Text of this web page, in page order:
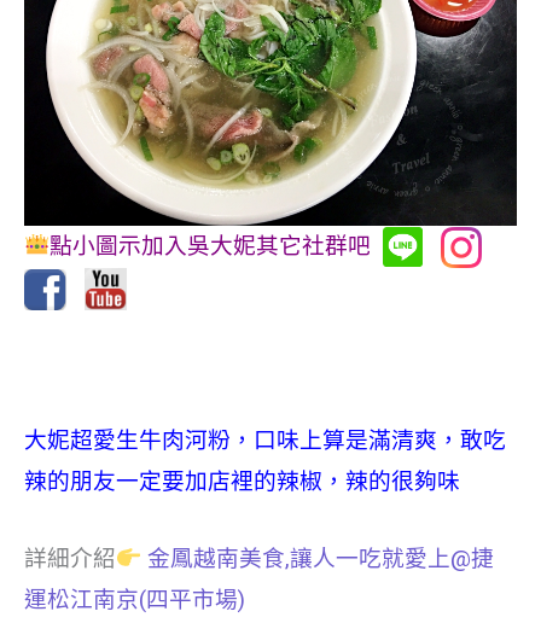
點小圖示加入吳大妮其它社群吧
大妮超愛生牛肉河粉，口味上算是滿清爽，敢吃
辣的朋友一定要加店裡的辣椒，辣的很夠味
詳細介紹
金鳳越南美食,讓人一吃就愛上@捷
運松江南京(四平市場)